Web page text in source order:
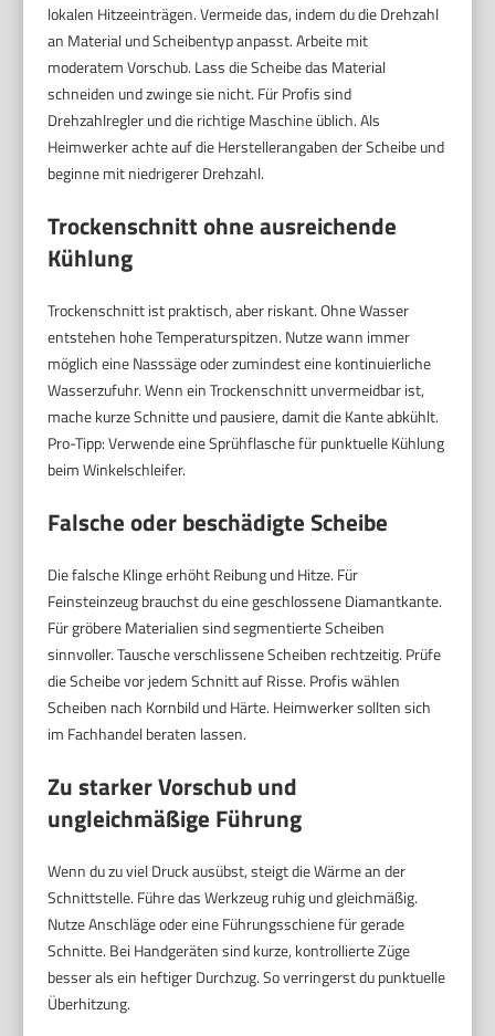
lokalen Hitzeeinträgen. Vermeide das, indem du die Drehzahl
an Material und Scheibentyp anpasst. Arbeite mit
moderatem Vorschub. Lass die Scheibe das Material
schneiden und zwinge sie nicht. Für Profis sind
Drehzahlregler und die richtige Maschine üblich. Als
Heimwerker achte auf die Herstellerangaben der Scheibe und
beginne mit niedrigerer Drehzahl.
Trockenschnitt ohne ausreichende
Kühlung
Trockenschnitt ist praktisch, aber riskant. Ohne Wasser
entstehen hohe Temperaturspitzen. Nutze wann immer
möglich eine Nasssäge oder zumindest eine kontinuierliche
Wasserzufuhr. Wenn ein Trockenschnitt unvermeidbar ist,
mache kurze Schnitte und pausiere, damit die Kante abkühlt.
Pro-Tipp: Verwende eine Sprühflasche für punktuelle Kühlung
beim Winkelschleifer.
Falsche oder beschädigte Scheibe
Die falsche Klinge erhöht Reibung und Hitze. Für
Feinsteinzeug brauchst du eine geschlossene Diamantkante.
Für gröbere Materialien sind segmentierte Scheiben
sinnvoller. Tausche verschlissene Scheiben rechtzeitig. Prüfe
die Scheibe vor jedem Schnitt auf Risse. Profis wählen
Scheiben nach Kornbild und Härte. Heimwerker sollten sich
im Fachhandel beraten lassen.
Zu starker Vorschub und
ungleichmäßige Führung
Wenn du zu viel Druck ausübst, steigt die Wärme an der
Schnittstelle. Führe das Werkzeug ruhig und gleichmäßig.
Nutze Anschläge oder eine Führungsschiene für gerade
Schnitte. Bei Handgeräten sind kurze, kontrollierte Züge
besser als ein heftiger Durchzug. So verringerst du punktuelle
Überhitzung.